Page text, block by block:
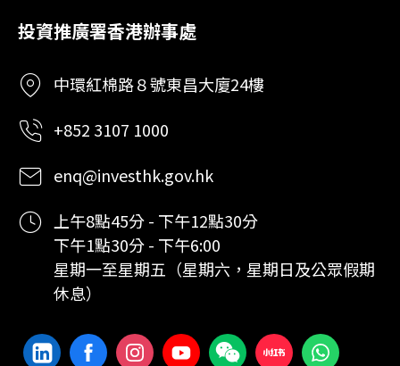
投資推廣署香港辦事處
中環紅棉路８號東昌大廈24樓
+852 3107 1000
enq@investhk.gov.hk
上午8點45分 - 下午12點30分
下午1點30分 - 下午6:00
星期一至星期五（星期六，星期日及公眾假期
休息）